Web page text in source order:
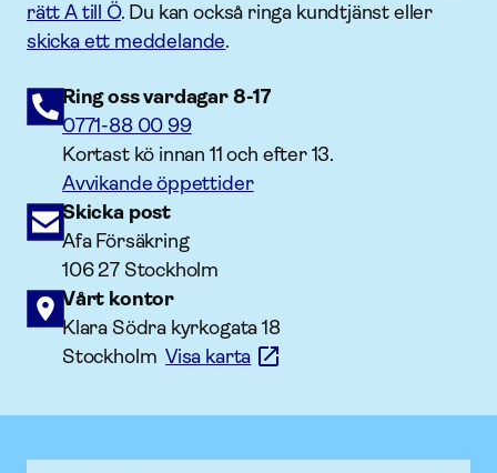
rätt A till Ö. Du kan också ringa kundtjänst eller
skicka ett meddelande.
Ring oss vardagar 8-17
0771-88 00 99
Kortast kö innan 11 och efter 13.
Avvikande öppettider
Skicka post
Afa Försäkring
106 27 Stockholm
Vårt kontor
Klara Södra kyrkogata 18
StockholmVisa karta